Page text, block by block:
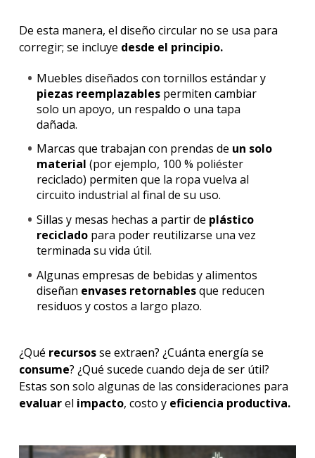
De esta manera, el diseño circular no se usa para
corregir; se incluye desde el principio.
Muebles diseñados con tornillos estándar y
piezas reemplazablespermiten cambiar
solo un apoyo, un respaldo o una tapa
dañada.
Marcas que trabajan con prendas de un solo
material (por ejemplo, 100 % poliéster
reciclado) permiten que la ropa vuelva al
circuito industrial al final de su uso.
Sillas y mesas hechas a partir de plástico
recicladopara poder reutilizarse una vez
terminada su vida útil.
Algunas empresas de bebidas y alimentos
diseñan envases retornablesque reducen
residuos y costos a largo plazo.
¿Qué recursosse extraen? ¿Cuánta energía se
consume? ¿Qué sucede cuando deja de ser útil?
Estas son solo algunas de las consideraciones para
evaluarel impacto, costo y eficiencia productiva.